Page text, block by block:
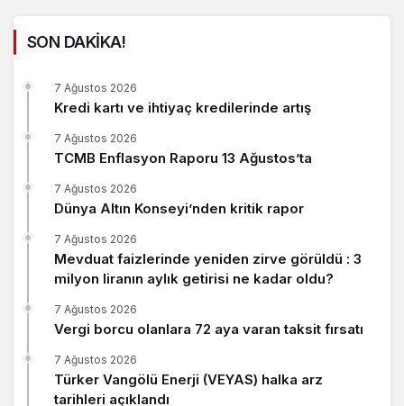
SON DAKİKA!
Kredi kartı ve ihtiyaç kredilerinde artış
7 Ağustos 2026
TCMB Enflasyon Raporu 13 Ağustos’ta
7 Ağustos 2026
Dünya Altın Konseyi’nden kritik rapor
7 Ağustos 2026
Mevduat faizlerinde yeniden zirve görüldü : 3
milyon liranın aylık getirisi ne kadar oldu?
7 Ağustos 2026
Vergi borcu olanlara 72 aya varan taksit fırsatı
7 Ağustos 2026
Türker Vangölü Enerji (VEYAS) halka arz
tarihleri açıklandı
7 Ağustos 2026